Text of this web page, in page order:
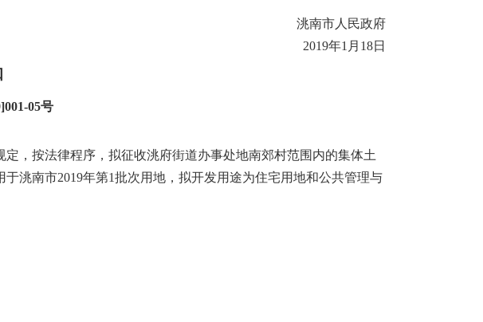
洮南市人民政府
2019年1 月 18日
05号
，按法律程序，拟征收洮府街道办事处地南郊村范围内的集体土
于洮南市2019年第1批次用地，拟开发用途为住宅用地和公共管理与